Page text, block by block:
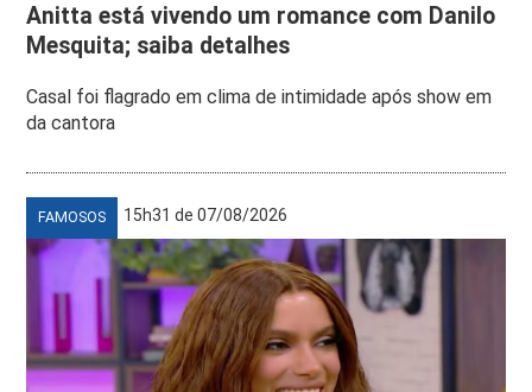
Anitta está vivendo um romance com Danilo
Mesquita; saiba detalhes
Casal foi flagrado em clima de intimidade após show em
da cantora
FAMOSOS 15h31 de 07/08/2026